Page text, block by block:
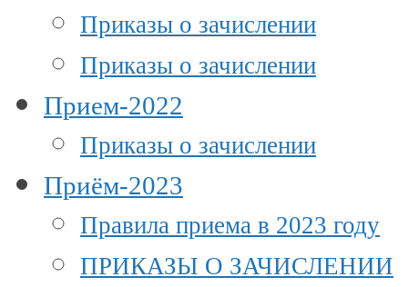
Приказы о зачислении
Приказы о зачислении
Прием-2022
Приказы о зачислении
Приём-2023
Правила приема в 2023 году
ПРИКАЗЫ О ЗАЧИСЛЕНИИ